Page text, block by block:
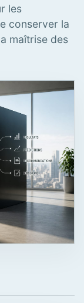
les
conserver la
maîtrise des